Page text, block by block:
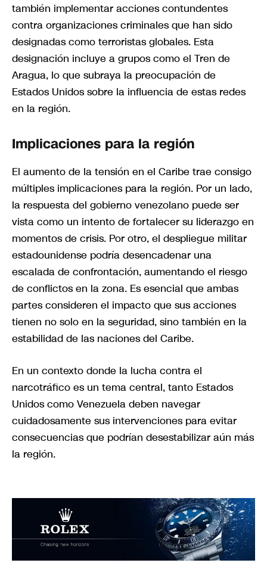
también implementar acciones contundentes
contra organizaciones criminales que han sido
designadas como terroristas globales. Esta
designación incluye a grupos como el Tren de
Aragua, lo que subraya la preocupación de
Estados Unidos sobre la influencia de estas redes
en la región.
Implicaciones para la región
El aumento de la tensión en el Caribe trae consigo
múltiples implicaciones para la región. Por un lado,
la respuesta del gobierno venezolano puede ser
vista como un intento de fortalecer su liderazgo en
momentos de crisis. Por otro, el despliegue militar
estadounidense podría desencadenar una
escalada de confrontación, aumentando el riesgo
de conflictos en la zona. Es esencial que ambas
partes consideren el impacto que sus acciones
tienen no solo en la seguridad, sino también en la
estabilidad de las naciones del Caribe.
En un contexto donde la lucha contra el
narcotráfico es un tema central, tanto Estados
Unidos como Venezuela deben navegar
cuidadosamente sus intervenciones para evitar
consecuencias que podrían desestabilizar aún más
la región.